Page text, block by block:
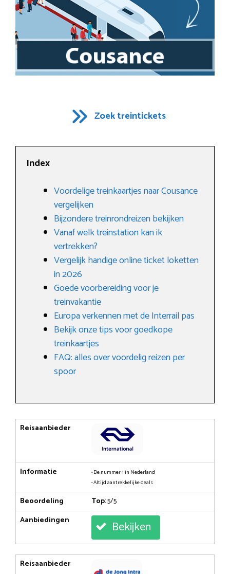
Zoek treintickets
Index
Voordelige treinkaartjes naar Cousance
vergelijken
Bijzondere treinrondreizen bekijken
Vanaf welk treinstation kan ik
vertrekken?
Vergelijk handige online ticket loketten
in 2026
Goede voorbereiding voor je
treinvakantie
Europa verkennen met de Interrail pas
Bekijk onze tips voor goedkope
treinkaartjes
FAQ: alles over voordelig reizen per
spoor
Reisaanbieder
Informatie
• De nummer 1 in Nederland
• Altijd aantrekkelijke deals
Beoordeling Top: 5/5
Aanbiedingen
Bekijken
Reisaanbieder